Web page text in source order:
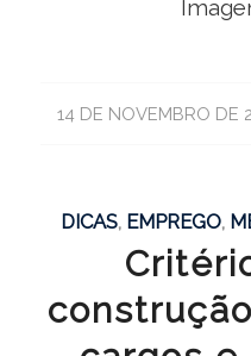
14 DE NOVEMBRO DE
/
DICAS, EMPREGO,